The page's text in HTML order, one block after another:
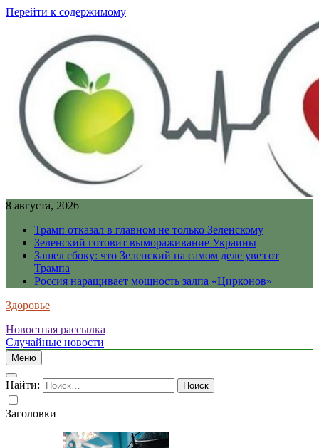
Перейти к содержимому
8 августа, 2026
Трамп отказал в главном не только Зеленскому
Зеленский готовит вымораживание Украины
Зашел сбоку: что Зеленский на самом деле увез от
Трампа
Россия наращивает мощность залпа «Цирконов»
Здоровье
Новостная рассылка
Случайные новости
Меню
Найти:
Заголовки